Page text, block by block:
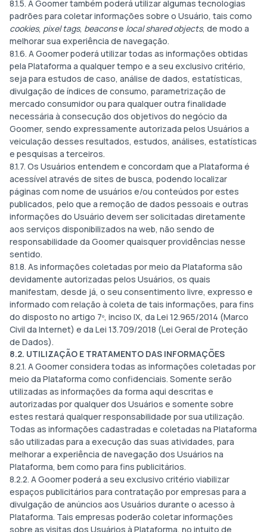
8.1.5. A Goomer também poderá utilizar algumas tecnologias
padrões para coletar informações sobre o Usuário, tais como
cookies, pixel tags, beaconse local shared objects, de modo a
melhorar sua experiência de navegação.
8.1.6. A Goomer poderá utilizar todas as informações obtidas
pela Plataforma a qualquer tempo e a seu exclusivo critério,
seja para estudos de caso, análise de dados, estatísticas,
divulgação de índices de consumo, parametrização de
mercado consumidor ou para qualquer outra finalidade
necessária à consecução dos objetivos do negócio da
Goomer, sendo expressamente autorizada pelos Usuários a
veiculação desses resultados, estudos, análises, estatísticas
e pesquisas a terceiros.
8.1.7. Os Usuários entendem e concordam que a Plataforma é
acessível através de sites de busca, podendo localizar
páginas com nome de usuários e/ou conteúdos por estes
publicados, pelo que a remoção de dados pessoais e outras
informações do Usuário devem ser solicitadas diretamente
aos serviços disponibilizados na web, não sendo de
responsabilidade da Goomer quaisquer providências nesse
sentido.
8.1.8. As informações coletadas por meio da Plataforma são
devidamente autorizadas pelos Usuários, os quais
manifestam, desde já, o seu consentimento livre, expresso e
informado com relação à coleta de tais informações, para fins
do disposto no artigo 7º, inciso IX, da Lei 12.965/2014 (Marco
Civil da Internet) e da Lei 13.709/2018 (Lei Geral de Proteção
de Dados).
8.2. UTILIZAÇÃO E TRATAMENTO DAS INFORMAÇÕES
8.2.1. A Goomer considera todas as informações coletadas por
meio da Plataforma como confidenciais. Somente serão
utilizadas as informações da forma aqui descritas e
autorizadas por qualquer dos Usuários e somente sobre
estes restará qualquer responsabilidade por sua utilização.
Todas as informações cadastradas e coletadas na Plataforma
são utilizadas para a execução das suas atividades, para
melhorar a experiência de navegação dos Usuários na
Plataforma, bem como para fins publicitários.
8.2.2. A Goomer poderá a seu exclusivo critério viabilizar
espaços publicitários para contratação por empresas para a
divulgação de anúncios aos Usuários durante o acesso à
Plataforma. Tais empresas poderão coletar informações
sobre as visitas dos Usuários à Plataforma, no intuito de